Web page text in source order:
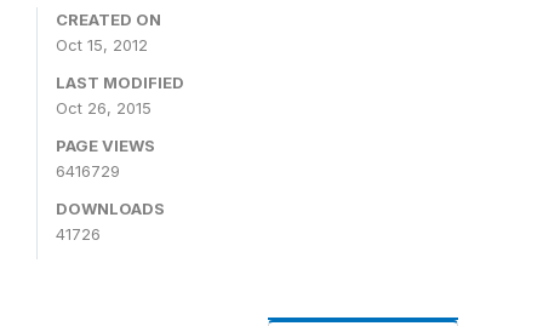
CREATED ON
Oct 15, 2012
LAST MODIFIED
Oct 26, 2015
PAGE VIEWS
6416729
DOWNLOADS
41726